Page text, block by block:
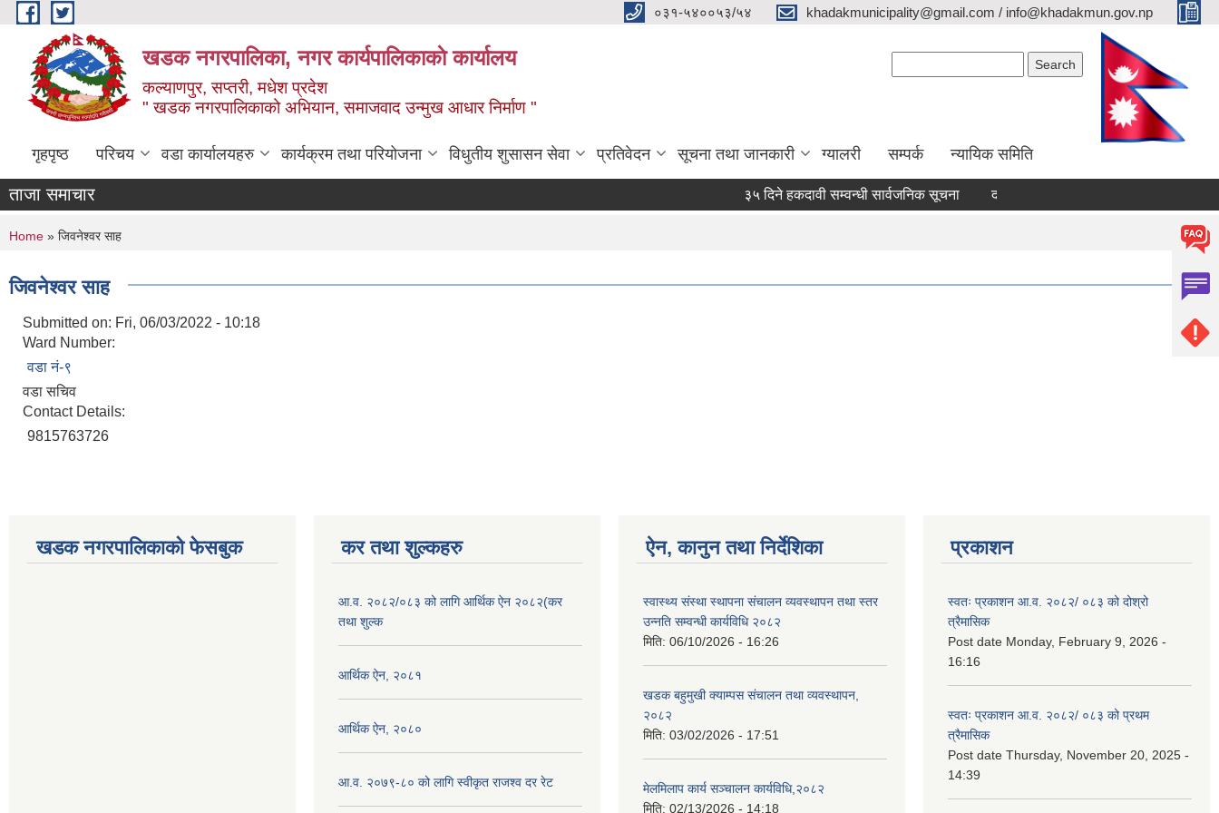
Skip to main content ०३१-५४००५३/५४ khadakmunicipality@gmail.com / info@khadakmun.gov.np
खडक नगरपालिका, नगर कार्यपालिकाकाे कार्यालय
कल्याणपुर, सप्तरी, मधेश प्रदेश
" खडक नगरपालिकाको अभियान, समाजवाद उन्मुख आधार निर्माण "
गृहपृष्ठ परिचय वडा कार्यालयहरु कार्यक्रम तथा परियोजना विधुतीय शुसासन सेवा प्रतिवेदन सूचना तथा जानकारी ग्यालरी सम्पर्क न्यायिक समिति
ताजा समाचार ३५ दिने हकदावी सम्वन्धी सार्वजनिक सूचना दरभाउपत्र स्वीकृत गर्ने आश्यको सूचना
You are here
Home » जिवनेश्वर साह
जिवनेश्वर साह
Submitted on: Fri, 06/03/2022 - 10:18
Ward Number:
वडा नं-९
वडा सचिव
Contact Details:
9815763726
खडक नगरपालिकाको फेसबुक कर तथा शुल्कहरु
आ.व. २०८२/०८३ को लागि आर्थिक ऐन २०८२(कर
तथा शुल्क
आर्थिक ऐन, २०८१
आर्थिक ऐन, २०८०
आ.व. २०७९-८० को लागि स्वीकृत राजश्व दर रेट
ऐन, कानुन तथा निर्देशिका
स्वास्थ्य संस्था स्थापना संचालन व्यवस्थापन तथा स्तर
उन्नति सम्वन्धी कार्यविधि २०८२
मिति: 06/10/2026 - 16:26
खडक बहुमुखी क्याम्पस संचालन तथा व्यवस्थापन,
२०८२
मिति: 03/02/2026 - 17:51
मेलमिलाप कार्य सञ्चालन कार्यविधि,२०८२
मिति: 02/13/2026 - 14:18
प्रकाशन
स्वतः प्रकाशन आ.व. २०८२/ ०८३ को दोश्रो
त्रैमासिक
Post date Monday, February 9, 2026 -
16:16
स्वतः प्रकाशन आ.व. २०८२/ ०८३ को प्रथम
त्रैमासिक
Post date Thursday, November 20, 2025 -
14:39